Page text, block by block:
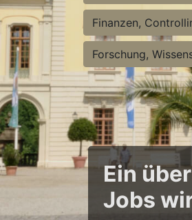
Finanzen,
Forschung,
Ein
Jobs